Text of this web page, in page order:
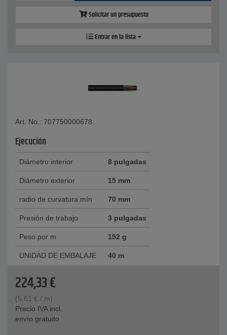
Solicitar un presupuesto
Entrar en la lista
Art. No.: 707750000678
Ejecución
Diámetro interior 8 pulgadas
Diámetro exterior 15 mm
radio de curvatura mín 70 mm
Presión de trabajo 3 pulgadas
Peso por m 152 g
UNIDAD DE EMBALAJE 40 m
224,33€
(5,61 € / m)
Precio IVA incl.
envío gratuito